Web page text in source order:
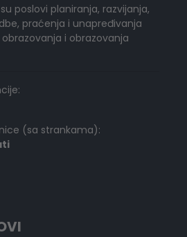
poslovi planiranja, razvijanja,
praćenja i unapređivanja
i obrazovanja
(sa strankama):